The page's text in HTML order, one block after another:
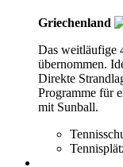
Griechenland
Das weitläufige
übernommen.
Direkte
Programme für
mit Sunball.